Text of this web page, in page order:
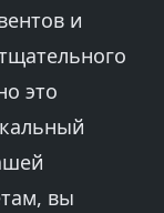
и
это
вы